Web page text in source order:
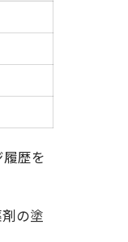
歴を
の塗